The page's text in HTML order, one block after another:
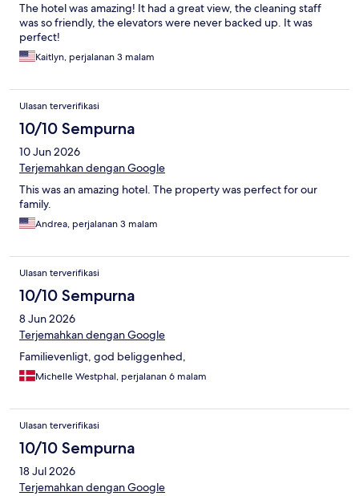
The hotel was amazing! It had a great view, the cleaning staff
was so friendly, the elevators were never backed up. It was
perfect!
Kaitlyn, perjalanan 3 malam
Ulasan terverifikasi
10/10 Sempurna
10 Jun 2026
Terjemahkan dengan Google
This was an amazing hotel. The property was perfect for our
family.
Andrea, perjalanan 3 malam
Ulasan terverifikasi
10/10 Sempurna
8 Jun 2026
Terjemahkan dengan Google
Familievenligt, god beliggenhed,
Michelle Westphal, perjalanan 6 malam
Ulasan terverifikasi
10/10 Sempurna
18 Jul 2026
Terjemahkan dengan Google